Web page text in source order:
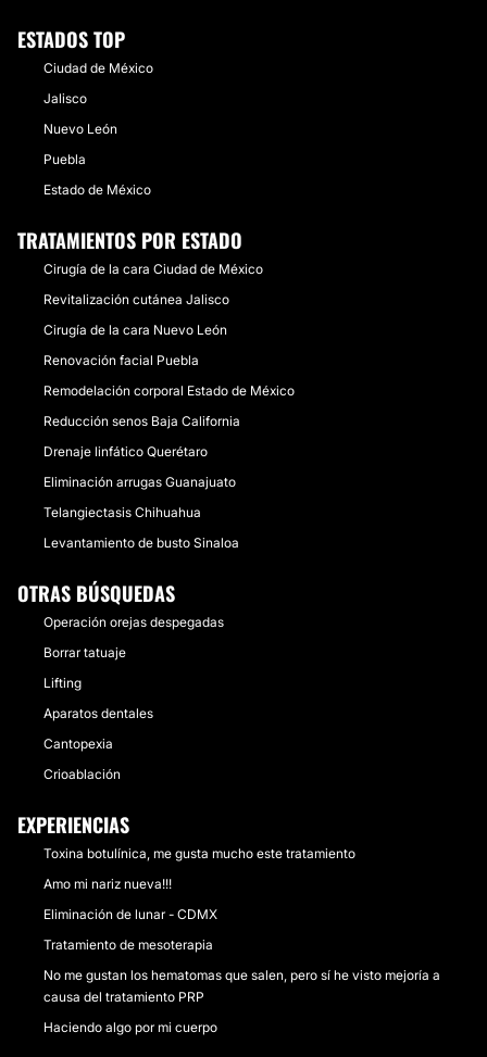
ESTADOS TOP
Ciudad de México
Jalisco
Nuevo León
Puebla
Estado de México
TRATAMIENTOS POR ESTADO
Cirugía de la cara Ciudad de México
Revitalización cutánea Jalisco
Cirugía de la cara Nuevo León
Renovación facial Puebla
Remodelación corporal Estado de México
Reducción senos Baja California
Drenaje linfático Querétaro
Eliminación arrugas Guanajuato
Telangiectasis Chihuahua
Levantamiento de busto Sinaloa
OTRAS BÚSQUEDAS
Operación orejas despegadas
Borrar tatuaje
Lifting
Aparatos dentales
Cantopexia
Crioablación
EXPERIENCIAS
Toxina botulínica, me gusta mucho este tratamiento
Amo mi nariz nueva!!!
Eliminación de lunar - CDMX
Tratamiento de mesoterapia
No me gustan los hematomas que salen, pero sí he visto mejoría a
causa del tratamiento PRP
Haciendo algo por mi cuerpo